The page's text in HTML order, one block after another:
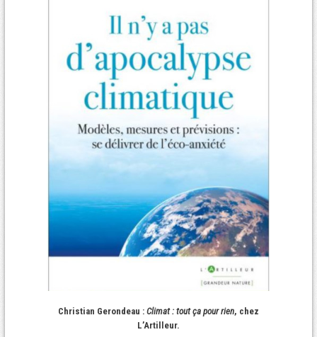
Christian Gerondeau : Climat : tout ça pour rien, chez
L’Artilleur.